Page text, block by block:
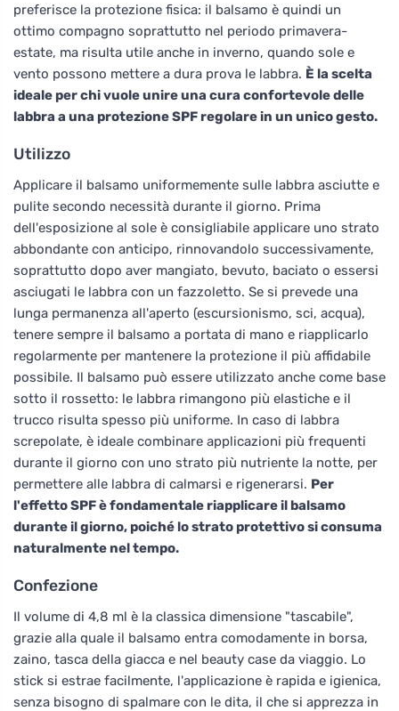
preferisce la protezione fisica: il balsamo è quindi un
ottimo compagno soprattutto nel periodo primavera-
estate, ma risulta utile anche in inverno, quando sole e
vento possono mettere a dura prova le labbra. È la scelta
ideale per chi vuole unire una cura confortevole delle
labbra a una protezione SPF regolare in un unico gesto.
Utilizzo
Applicare il balsamo uniformemente sulle labbra asciutte e
pulite secondo necessità durante il giorno. Prima
dell'esposizione al sole è consigliabile applicare uno strato
abbondante con anticipo, rinnovandolo successivamente,
soprattutto dopo aver mangiato, bevuto, baciato o essersi
asciugati le labbra con un fazzoletto. Se si prevede una
lunga permanenza all'aperto (escursionismo, sci, acqua),
tenere sempre il balsamo a portata di mano e riapplicarlo
regolarmente per mantenere la protezione il più affidabile
possibile. Il balsamo può essere utilizzato anche come base
sotto il rossetto: le labbra rimangono più elastiche e il
trucco risulta spesso più uniforme. In caso di labbra
screpolate, è ideale combinare applicazioni più frequenti
durante il giorno con uno strato più nutriente la notte, per
permettere alle labbra di calmarsi e rigenerarsi. Per
l'effetto SPF è fondamentale riapplicare il balsamo
durante il giorno, poiché lo strato protettivo si consuma
naturalmente nel tempo.
Confezione
Il volume di 4,8 ml è la classica dimensione "tascabile",
grazie alla quale il balsamo entra comodamente in borsa,
zaino, tasca della giacca e nel beauty case da viaggio. Lo
stick si estrae facilmente, l'applicazione è rapida e igienica,
senza bisogno di spalmare con le dita, il che si apprezza in